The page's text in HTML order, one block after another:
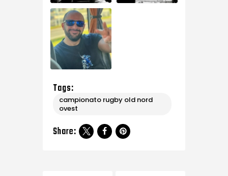
Tags:
campionato rugby old nord
ovest
Share: